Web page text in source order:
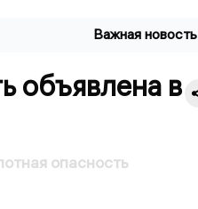
Важная новость
объявлена в
опасность